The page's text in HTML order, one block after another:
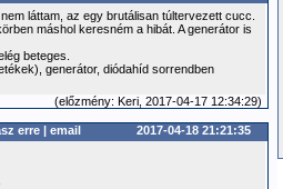
láttam, az egy brutálisan túltervezett cucc.
máshol keresném a hibát. A generátor is
beteges.
generátor, diódahíd sorrendben
(előzmény: Keri, 2017-04-17 12:34:29)
erre | email
2017-04-18 21:21:35